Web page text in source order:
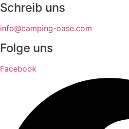
Schreib uns
info@camping-oase.com
Folge uns
Facebook